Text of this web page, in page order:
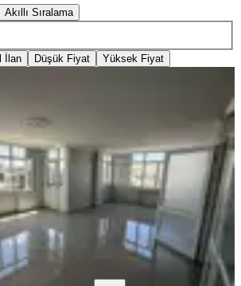
Akıllı Sıralama
İlan Düşük Fiyat Yüksek Fiyat
Alidede Mahallesi
·170 m²·5. Kat 20.07.2026
₺
berke postallı